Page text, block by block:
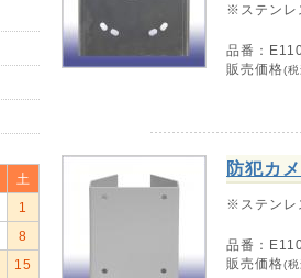
土
1
8
15
※ステンレ
品番：
販売価格(
防犯カ
※ステンレ
品番：
販売価格(